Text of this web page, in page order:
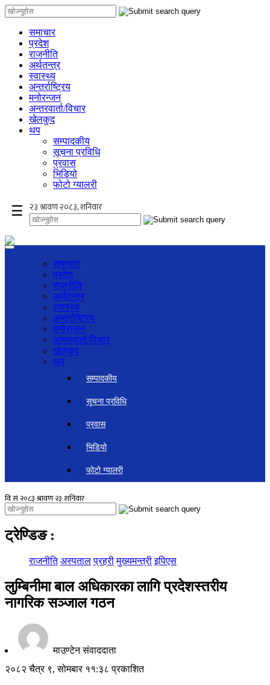
समाचार
प्रदेश
राजनीति
अर्थतन्त्र
स्वास्थ्य
अन्तर्राष्ट्रिय
मनोरन्जन
अन्तरवार्ता/विचार
खेलकुद
थप
सम्पादकीय
सूचना प्रविधि
प्रवास
भिडियो
फोटो ग्यालरी
☰
समाचार
प्रदेश
राजनीति
अर्थतन्त्र
स्वास्थ्य
अन्तर्राष्ट्रिय
मनोरन्जन
अन्तरवार्ता/विचार
खेलकुद
थप
सम्पादकीय
सूचना प्रविधि
प्रवास
भिडियो
फोटो ग्यालरी
ट्रेण्डिङ :
राजनीति अस्पताल प्रहरी मुख्यमन्त्री इपिएस
लुम्बिनीमा बाल अधिकारका लागि प्रदेशस्तरीय
नागरिक सञ्जाल गठन
माउण्टेन संवाददाता
२०८२ चैत्र ९, सोमबार ११:३८ प्रकाशित